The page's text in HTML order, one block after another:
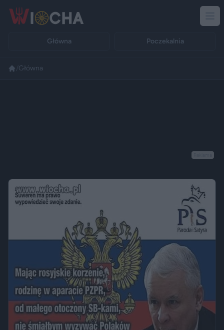
Główna Poczekalnia
Główna